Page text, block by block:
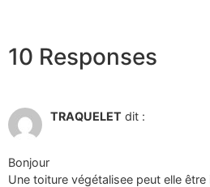
10 Responses
TRAQUELET dit :
Bonjour
Une toiture végétalisee peut elle